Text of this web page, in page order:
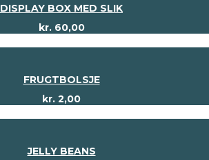
DISPLAY BOX MED SLIK
kr.60,00
FRUGTBOLSJE
kr. 2,00
JELLY BEANS